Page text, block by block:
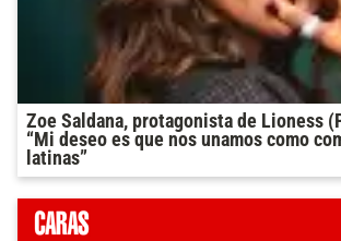
Zoe Saldana, protagonista de Lioness
“Mi deseo es que nos unamos como
latinas”